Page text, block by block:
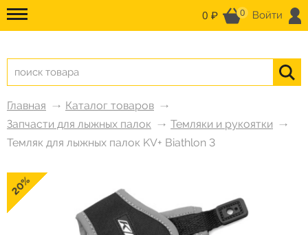
0 ₽ 0 Войти
Главная
Каталог товаров
Запчасти для лыжных палок
Темляки и рукоятки
Темляк для лыжных палок KV+ Biathlon 3
20%